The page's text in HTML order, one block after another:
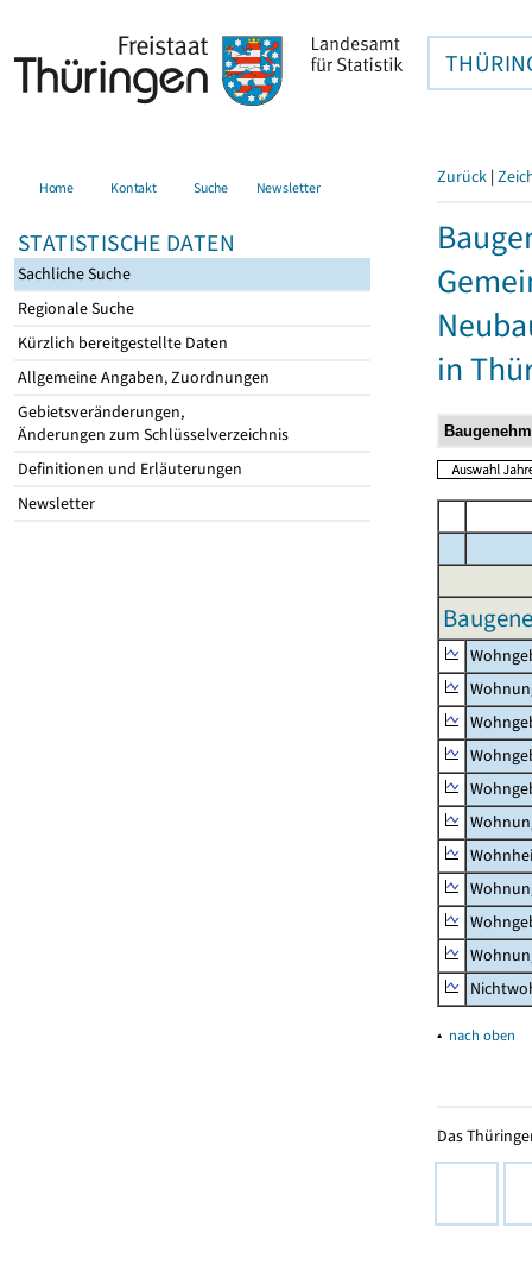
Home Kontakt Suche Newsletter
STATISTISCHE DATEN
Sachliche Suche
Regionale Suche
Kürzlich bereitgestellte Daten
Allgemeine Angaben, Zuordnungen
Gebietsveränderungen,
Änderungen zum Schlüsselverzeichnis
Definitionen und Erläuterungen
Newsletter
Zurück |
in
▴ nach oben
Das